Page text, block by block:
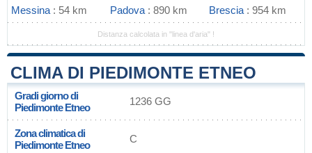
Messina : 54 km Padova : 890 km Brescia : 954 km
Distanza calcolata in "linea d'aria" !
CLIMA DI PIEDIMONTE ETNEO
Gradi giorno di
Piedimonte Etneo
1236 GG
Zona climatica di
Piedimonte Etneo
C